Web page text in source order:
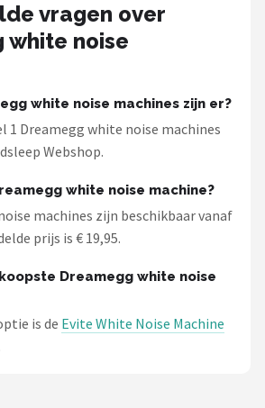
vragen over
white noise
white noise machines zijn er?
1 Dreamegg white noise machines
Webshop.
white noise machine?
machines zijn beschikbaar vanaf
prijs is € 19,95.
Dreamegg white noise
is de Evite White Noise Machine